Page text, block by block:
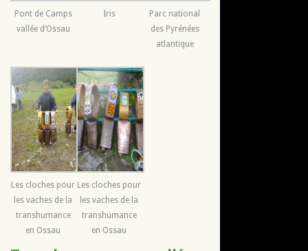
Pont de Camps
vallée d’Ossau
Iris
Parc national
des Pyrénées
atlantique
Les cloches pour
les vaches de la
transhumance
en Ossau
Les cloches pour
les vaches de la
transhumance
en Ossau